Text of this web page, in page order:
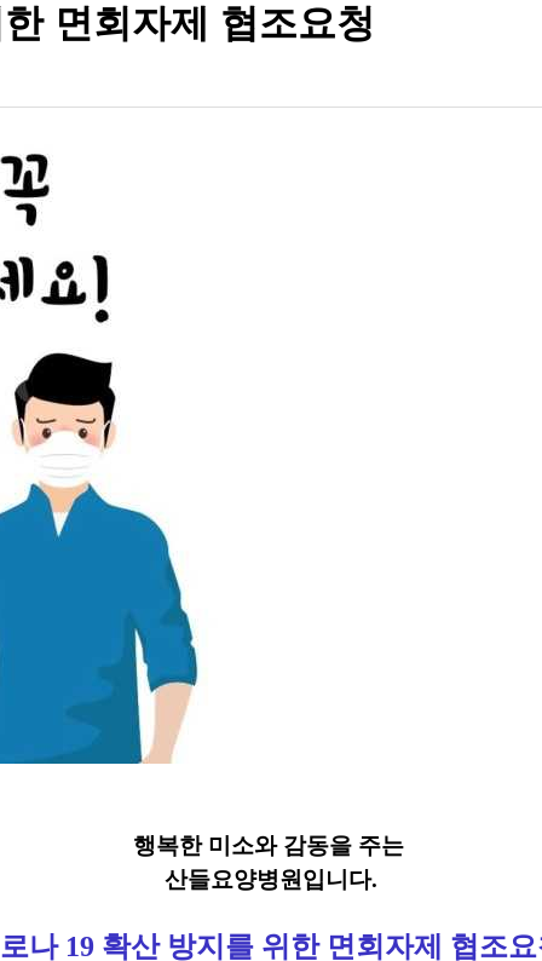
면회자제 협조요청
​행복한 미소와 감동을 주는
산들요양병원입니다.
나 19 확산 방지를 위한 면회자제 협조